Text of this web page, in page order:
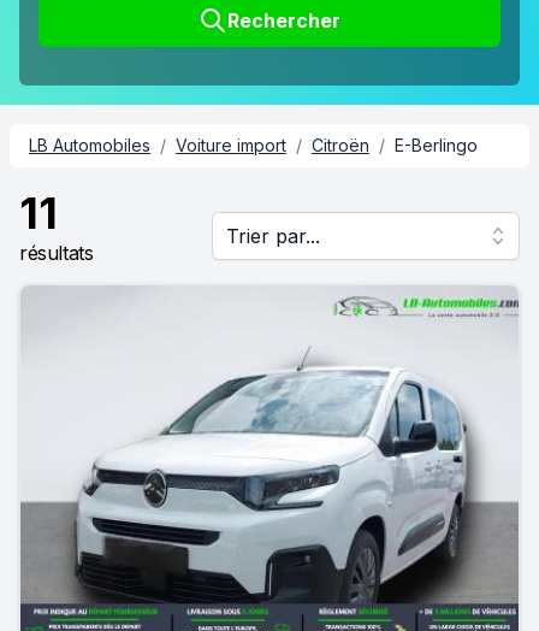
Rechercher
LB Automobiles / Voiture import / Citroën / E-Berlingo
11
résultats
Trier par...